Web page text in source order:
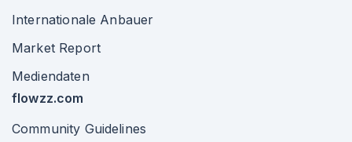
Internationale Anbauer
Market Report
Mediendaten
flowzz.com
Community Guidelines